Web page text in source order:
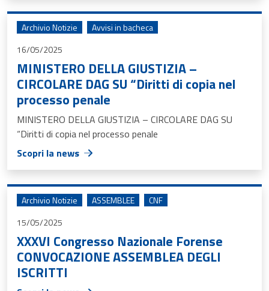
Archivio Notizie
Avvisi in bacheca
16/05/2025
MINISTERO DELLA GIUSTIZIA –
CIRCOLARE DAG SU “Diritti di copia nel
processo penale
MINISTERO DELLA GIUSTIZIA – CIRCOLARE DAG SU
“Diritti di copia nel processo penale
Scopri la news
Archivio Notizie ASSEMBLEE
CNF
15/05/2025
XXXVI Congresso Nazionale Forense
CONVOCAZIONE ASSEMBLEA DEGLI
ISCRITTI